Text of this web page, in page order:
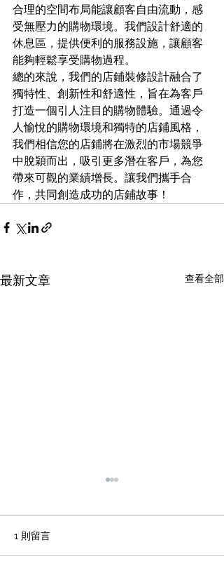
合理的空間布局能讓顧客自由流動，感
受無壓力的購物環境。我們設計舒適的
休息區，提供便利的服務設施，讓顧客
能夠輕鬆享受購物過程。
總的來說，我們的店鋪裝修設計融合了
獨特性、創新性和舒適性，旨在為客戶
打造一個引人注目的購物體驗。通過令
人愉悅的購物環境和獨特的店鋪風格，
我們相信您的店鋪將在激烈的市場競爭
中脫穎而出，吸引更多潛在客戶，為您
帶來可觀的業績增長。讓我們攜手合
作，共同創造成功的店鋪故事！
最新文章 查看全部
office裝修輕磚的主要功能
1、重量輕：絕對乾容重500-
1 則留言